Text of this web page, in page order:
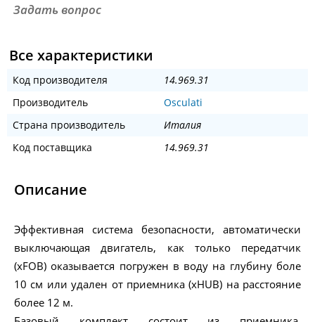
Задать вопрос
Все характеристики
Код производителя
14.969.31
Производитель
Osculati
Страна производитель
Италия
Код поставщика
14.969.31
Описание
Эффективная система безопасности, автоматически
выключающая двигатель, как только передатчик
(xFOB) оказывается погружен в воду на глубину боле
10 см или удален от приемника (xHUB) на расстояние
более 12 м.